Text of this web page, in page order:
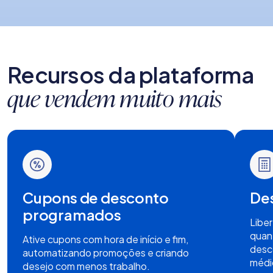
Recursos da plataforma
que vendem muito mais
Cupons de desconto
programados
Ative cupons com hora de início e fim,
automatizando promoções e criando
desejo com menos trabalho.